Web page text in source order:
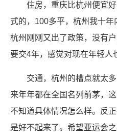
住房，重庆比杭州便宜
式的，100多平，杭州我十
杭州刚刚又出了政策，没有
要交4年，感觉对现在年轻人
交通，杭州的槽点就太
来年年都在全国名列前茅，
不知道具体情况怎么样。反
是好不起来了。希望亚运会之